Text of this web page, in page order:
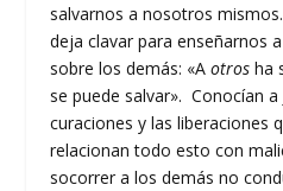
salvarnos a nosotros
deja clavar para enseñarnos
sobre los demás: «Aotros ha
se puede salvar». Conocían
curaciones y las liberaciones
relacionan todo esto con
socorrer a los demás no